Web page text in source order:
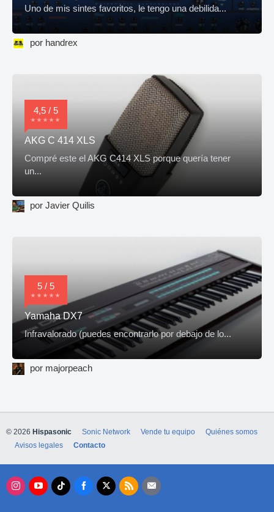
Uno de mis sintes favoritos, le tengo una debilida...
por handrex
4,5 / 5
AKG C 414 XLS
Compré este el AKG C414 XLS porque quería tener
un...
por Javier Quilis
5 / 5
Yamaha DX7
Infravalorado (puedes encontrarlo por debajo de lo...
por majorpeach
© 2026 Hispasonic Sonic Network Vende tu equipo
Quiénes somos
Avisos legales
Contacto